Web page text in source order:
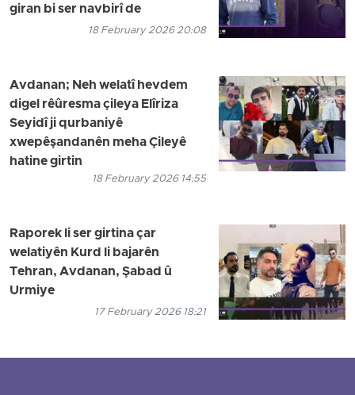
giran bi ser navbirî de
18 February 2026 20:08
Avdanan; Neh welatî hevdem
digel rêûresma çileya Elîriza
Seyidî ji qurbaniyê
xwepêşandanên meha Çileyê
hatine girtin
18 February 2026 14:55
Raporek li ser girtina çar
welatiyên Kurd li bajarên
Tehran, Avdanan, Şabad û
Urmiye
17 February 2026 18:21